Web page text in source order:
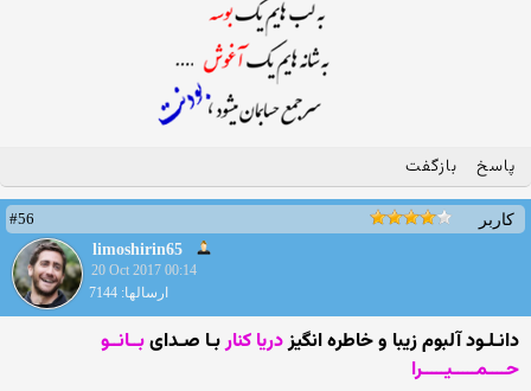
پاسخ بازگفت
کاربر
#56
limoshirin65
20 Oct 2017 00:14
ارسالها: 7144
دانـلـود آلبوم زیبا و خاطره انگیزدریا کناربـا صـدایبــانــو
حــــمـــــیـــــرا